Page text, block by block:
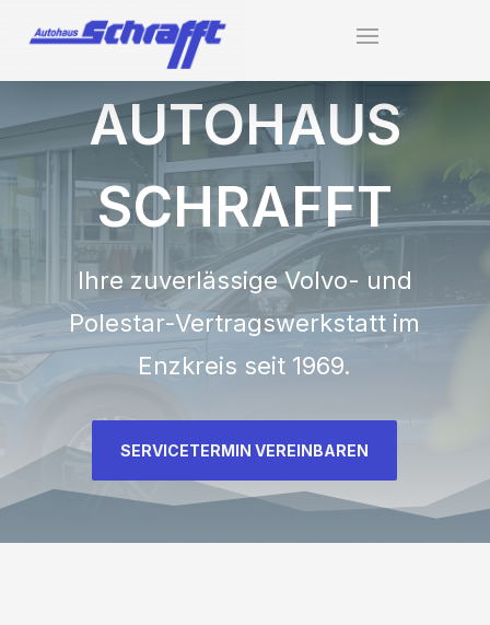
AUTOHAUS
SCHRAFFT
Ihre zuverlässige Volvo- und
Polestar-Vertrags­werkstatt im
Enzkreis seit 1969.
SERVICETERMIN VEREINBAREN